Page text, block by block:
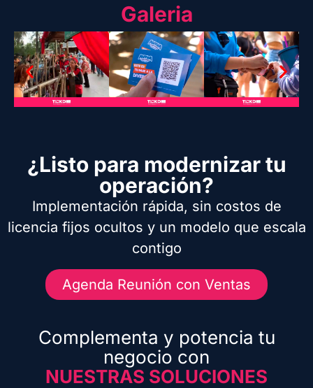
Galeria
¿Listo para modernizar tu
operación?
Implementación rápida, sin costos de
licencia fijos ocultos y un modelo que escala
contigo
Agenda Reunión con Ventas
Complementa y potencia tu
negocio con
NUESTRAS SOLUCIONES